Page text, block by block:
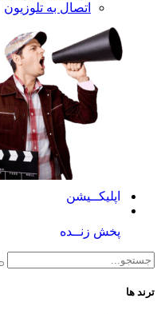
اتصال به تلوزیون
زنــده